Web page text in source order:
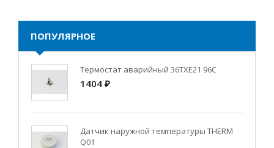
ПОПУЛЯРНОЕ
Термостат аварийный 36TXE21 96C
1404 ₽
Датчик наружной температуры THERM
Q01